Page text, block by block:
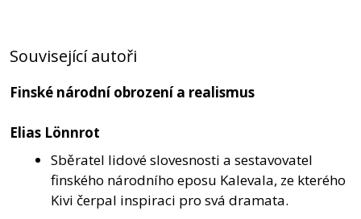
Související autoři
Finské národní obrození a realismus
Elias Lönnrot
Sběratel lidové slovesnosti a sestavovatel
finského národního eposu Kalevala, ze kterého
Kivi čerpal inspiraci pro svá dramata.